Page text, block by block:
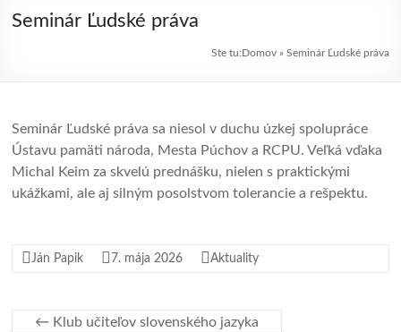
podpory
Seminár Ľudské práva
Ste tu:Domov» Seminár Ľudské práva
Seminár Ľudské práva sa niesol v duchu úzkej spolupráce
Ústavu pamäti národa, Mesta Púchov a RCPU. Veľká vďaka
Michal Keim za skvelú prednášku, nielen s praktickými
ukážkami, ale aj silným posolstvom tolerancie a rešpektu.
Ján Papik 7. mája 2026 Aktuality
← Klub učiteľov slovenského jazyka